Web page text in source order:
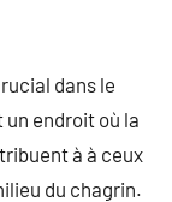
dans le
un endroit où la
à à ceux
du chagrin.